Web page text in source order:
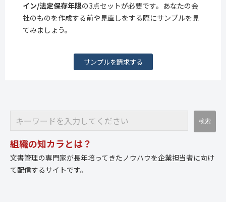
イン/法定保存年限の3点セットが必要です。あなたの会
社のものを作成する前や見直しをする際にサンプルを見
てみましょう。
サンプルを請求する
組織の知カラとは？
文書管理の専門家が長年培ってきたノウハウを企業担当者に向け
て配信するサイトです。